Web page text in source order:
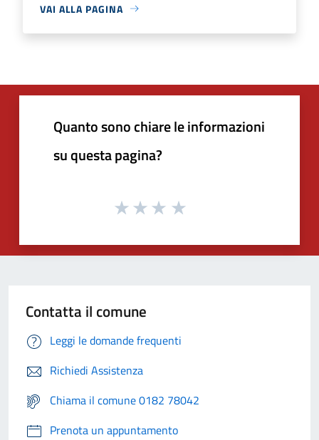
VAI ALLA PAGINA
Quanto sono chiare le informazioni
su questa pagina?
Contatta il comune
Leggi le domande frequenti
Richiedi Assistenza
Chiama il comune 0182 78042
Prenota un appuntamento